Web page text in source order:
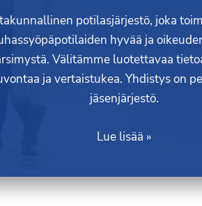
potilasjärjestö, joka
hyvää ja
Välitämme luotettavaa
ja vertaistukea. Yhdistys on
jäsenjärjestö.
Lue lisää »